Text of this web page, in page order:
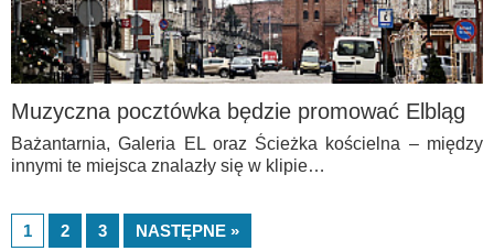
Muzyczna pocztówka będzie promować Elbląg
Bażantarnia, Galeria EL oraz Ścieżka kościelna – między
innymi te miejsca znalazły się w klipie…
1 2 3 NASTĘPNE »